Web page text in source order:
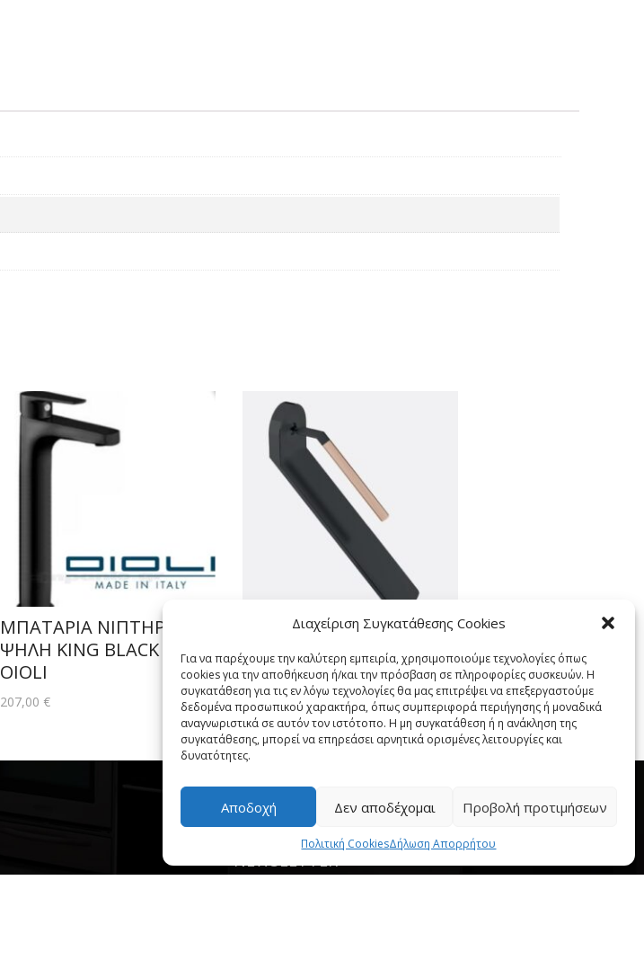
Διαχείριση Συγκατάθεσης Cookies
Για να παρέχουμε την καλύτερη εμπειρία, χρησιμοποιούμε τεχνολογίες όπως
cookies για την αποθήκευση ή/και την πρόσβαση σε πληροφορίες συσκευών. Η
συγκατάθεση για τις εν λόγω τεχνολογίες θα μας επιτρέψει να επεξεργαστούμε
δεδομένα προσωπικού χαρακτήρα, όπως συμπεριφορά περιήγησης ή μοναδικά
αναγνωριστικά σε αυτόν τον ιστότοπο. Η μη συγκατάθεση ή η ανάκληση της
συγκατάθεσης, μπορεί να επηρεάσει αρνητικά ορισμένες λειτουργίες και
δυνατότητες.
Αποδοχή Δεν αποδέχομαι Προβολή προτιμήσεων
Πολιτική CookiesΔήλωση Απορρήτου
ΜΠΑΤΑΡΙΑ ΝΙΠΤΗΡΟΣ
ΨΗΛΗ KING BLACK MATT
OIOLI
207,00 €
NEWSLETTER